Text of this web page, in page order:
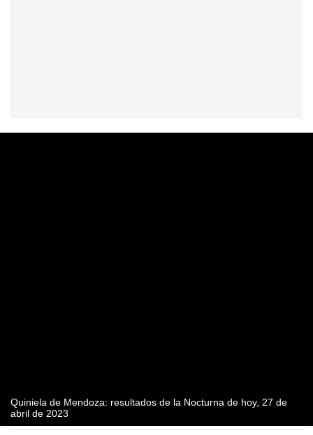
Quiniela de Mendoza: resultados de la Nocturna de hoy, 27 de
abril de 2023